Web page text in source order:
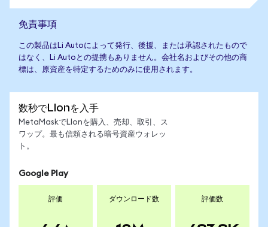
免責事項
この製品はLi Autoによって発行、後援、または承認されたもので
はなく、Li Autoとの提携もありません。会社名およびその他の商
標は、原資産を特定するためのみに使用されます。
数秒でLIonを入手
MetaMaskでLIonを購入、売却、取引、ス
ワップ。最も信頼される暗号資産ウォレッ
ト。
Google Play
評価 ダウンロード数 評価数